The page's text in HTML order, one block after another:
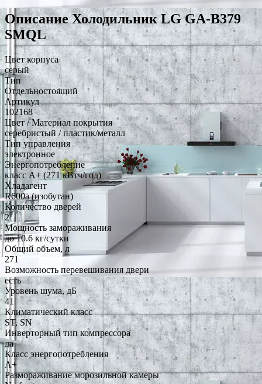
Описание Холодильник LG GA-B379
SMQL
Цвет корпуса
серый
Тип
Отдельностоящий
Артикул
102168
Цвет / Материал покрытия
серебристый / пластик/металл
Тип управления
электронное
Энергопотребление
класс A+ (271 кВтч/год)
Хладагент
R600a (изобутан)
Количество дверей
2
Мощность замораживания
до 10.6 кг/cутки
Общий объем, л
271
Возможность перевешивания двери
есть
Уровень шума, дБ
41
Климатический класс
ST, SN
Инверторный тип компрессора
да
Класс энергопотребления
A+
Размораживание морозильной камеры